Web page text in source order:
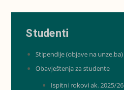
Studenti
Stipendije (objave na unze.ba)
Obavještenja za studente
Ispitni rokovi ak. 2025/26